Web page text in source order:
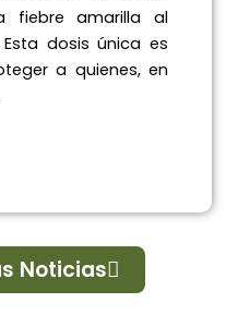
fiebre amarilla al
dosis única es
a quienes, en
Noticias